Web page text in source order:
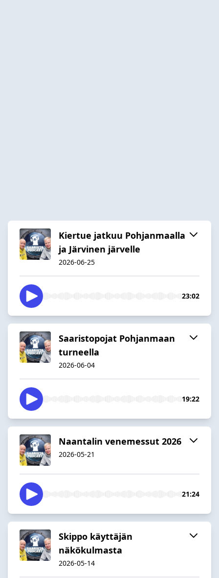
Kiertue jatkuu Pohjanmaalla
ja Järvinen järvelle
2026-06-25
23:02
Saaristopojat Pohjanmaan
turneella
2026-06-04
19:22
Naantalin venemessut 2026
2026-05-21
21:24
Skippo käyttäjän
näkökulmasta
2026-05-14